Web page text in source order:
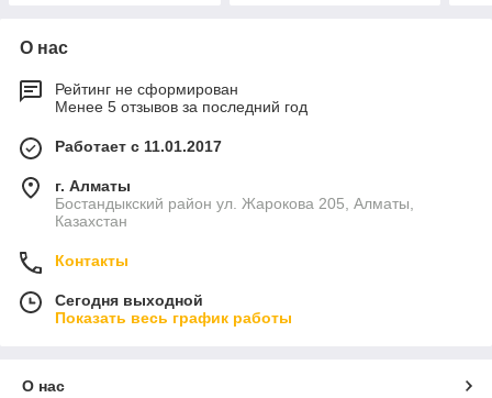
О нас
Рейтинг не сформирован
Менее 5 отзывов за последний год
Работает с 11.01.2017
г. Алматы
Бостандыкский район ул. Жарокова 205, Алматы,
Казахстан
Контакты
Сегодня выходной
Показать весь график работы
О нас